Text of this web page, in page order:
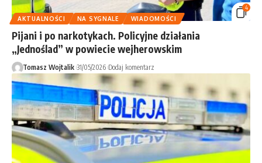
4
AKTUALNOŚCI
NA SYGNALE WIADOMOŚCI
Pijani i po narkotykach. Policyjne działania
„Jednoślad” w powiecie wejherowskim
Tomasz Wojtalik 31/05/2026 Dodaj komentarz